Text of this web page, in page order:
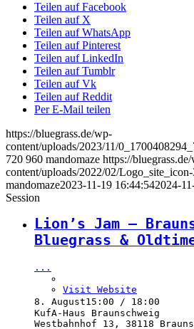
Teilen auf Facebook
Teilen auf X
Teilen auf WhatsApp
Teilen auf Pinterest
Teilen auf LinkedIn
Teilen auf Tumblr
Teilen auf Vk
Teilen auf Reddit
Per E-Mail teilen
https://bluegrass.de/wp-
content/uploads/2023/11/
720 960 mandomaze https://
content/uploads/2022/02/
mandomaze2023-11-19 16:44:542024-
Session
Lion’s Jam –
Bluegrass &
...
Visit Website
8. August15:00 / 18:00
KufA-Haus Braunschweig
Westbahnhof 13, 38118